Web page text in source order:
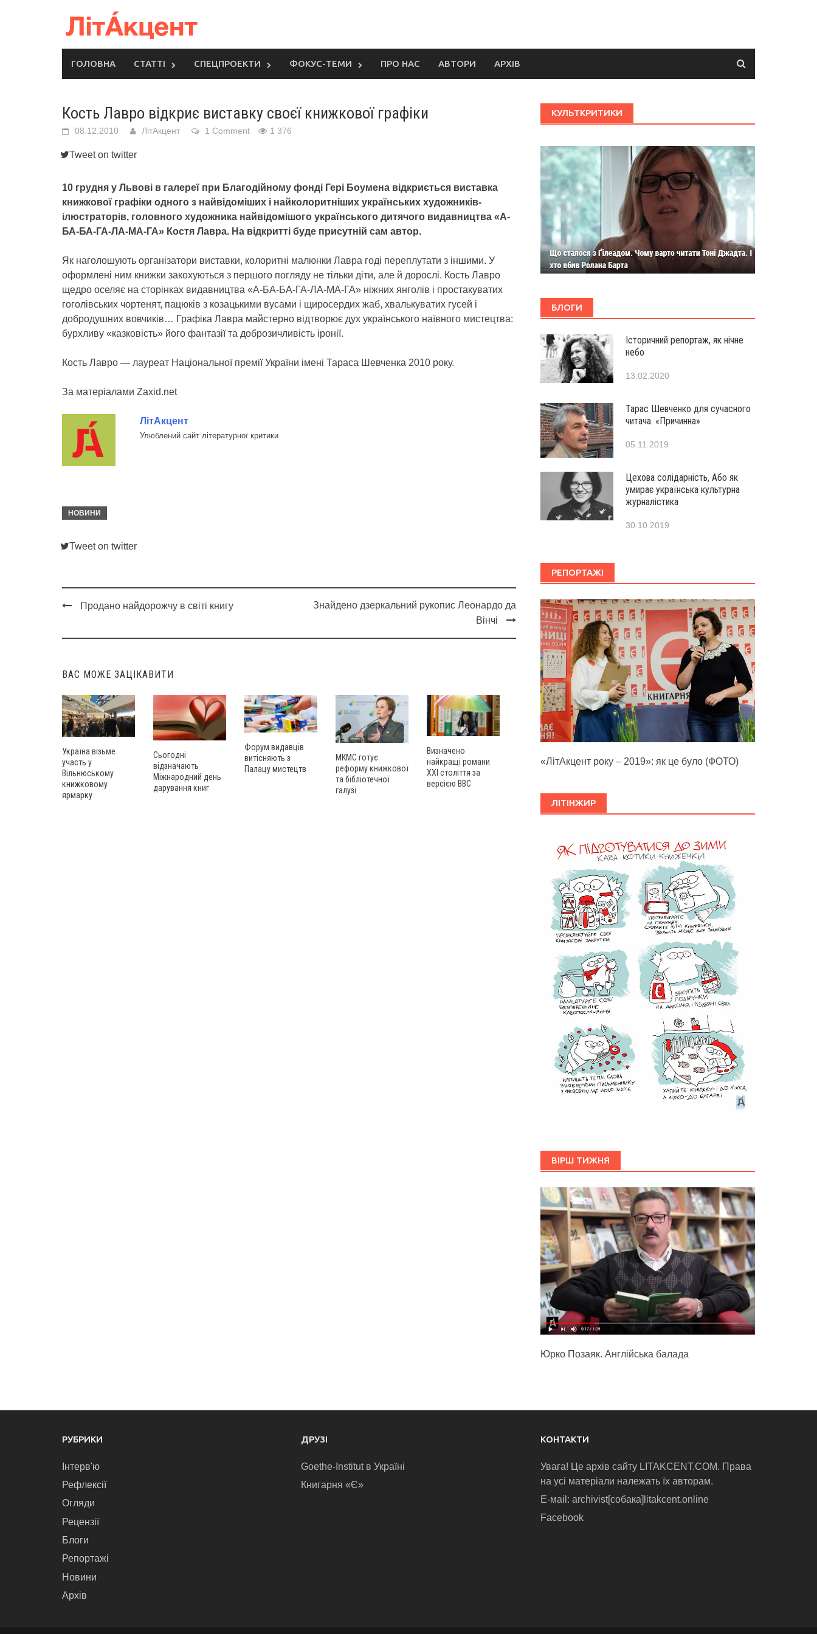
ГОЛОВНА СТАТТІ СПЕЦПРОЕКТИ ФОКУС-ТЕМИ ПРО НАС АВТОРИ АРХІВ
Кость Лавро відкриє виставку своєї книжкової графіки
08.12.2010 ЛітАкцент 1 Comment 1 376
Tweet on twitter
10 грудня у Львові в галереї при Благодійному фонді Гері Боумена відкриється виставка
книжкової графіки одного з найвідоміших і найколоритніших українських художників-
ілюстраторів, головного художника найвідомішого українського дитячого видавництва «А-
БА-БА-ГА-ЛА-МА-ГА» Костя Лавра. На відкритті буде присутній сам автор.
Як наголошують організатори виставки, колоритні малюнки Лавра годі переплутати з іншими. У
оформлені ним книжки закохуються з першого погляду не тільки діти, але й дорослі. Кость Лавро
щедро оселяє на сторінках видавництва «А-БА-БА-ГА-ЛА-МА-ГА» ніжних янголів і простакуватих
гоголівських чортенят, пацюків з козацькими вусами і щиросердих жаб, хвалькуватих гусей і
добродушних вовчиків… Графіка Лавра майстерно відтворює дух українського наївного мистецтва:
бурхливу «казковість» його фантазії та доброзичливість іронії.
Кость Лавро — лауреат Національної премії України імені Тараса Шевченка 2010 року.
За матеріалами Zaxid.net
ЛітАкцент
Улюблений сайт літературної критики
НОВИНИ
Tweet on twitter
navigation
Продано найдорожчу в світі книгу
Знайдено дзеркальний рукопис Леонардо да
Вінчі
ВАС МОЖЕ ЗАЦІКАВИТИ
Україна візьме
участь у
Вільнюському
книжковому
ярмарку
Сьогодні
відзначають
Міжнародний день
дарування книг
Форум видавців
витісняють з
Палацу мистецтв
МКМС готує
реформу книжкової
та бібліотечної
галузі
Визначено
найкращі романи
XXI століття за
версією BBC
КУЛЬТКРИТИКИ
БЛОГИ
Історичний репортаж, як нічне
небо
13.02.2020
Тарас Шевченко для сучасного
читача. «Причинна»
05.11.2019
Цехова солідарність, Або як
умирає українська культурна
журналістика
30.10.2019
РЕПОРТАЖІ
«ЛітАкцент року – 2019»: як це було (ФОТО)
ЛІТІНЖИР
ВІРШ ТИЖНЯ
Юрко Позаяк. Англійська балада
РУБРИКИ
Інтерв'ю
Рефлексії
Огляди
Рецензії
Блоги
Репортажі
Новини
Архів
ДРУЗІ
Goethe-Institut в Україні
Книгарня «Є»
КОНТАКТИ
Увага! Це архів сайту LITAKCENT.COM. Права
на усі матеріали належать їх авторам.
E-маіl: archivist[собака]litakcent.online
Facebook